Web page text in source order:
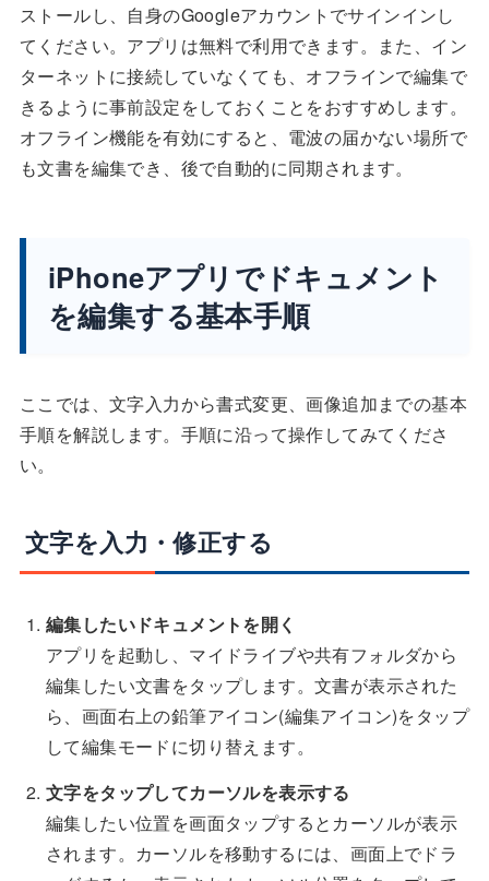
ストールし、自身のGoogleアカウントでサインインし
てください。アプリは無料で利用できます。また、イン
ターネットに接続していなくても、オフラインで編集で
きるように事前設定をしておくことをおすすめします。
オフライン機能を有効にすると、電波の届かない場所で
も文書を編集でき、後で自動的に同期されます。
iPhoneアプリでドキュメント
を編集する基本手順
ここでは、文字入力から書式変更、画像追加までの基本
手順を解説します。手順に沿って操作してみてくださ
い。
文字を入力・修正する
編集したいドキュメントを開く
アプリを起動し、マイドライブや共有フォルダから
編集したい文書をタップします。文書が表示された
ら、画面右上の鉛筆アイコン(編集アイコン)をタップ
して編集モードに切り替えます。
文字をタップしてカーソルを表示する
編集したい位置を画面タップするとカーソルが表示
されます。カーソルを移動するには、画面上でドラ